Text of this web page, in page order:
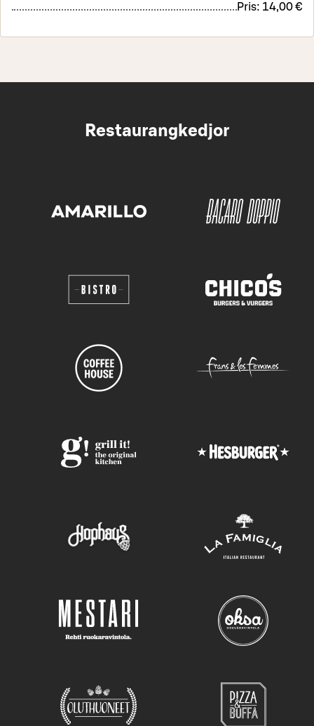
Pris: 14,00 €
Restaurangkedjor